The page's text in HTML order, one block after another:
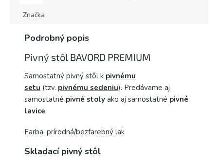
Značka
Podrobný popis
Pivný stôl BAVORD PREMIUM
Samostatný pivný stôl k pivnému
setu (tzv. pivnému sedeniu). Predávame aj
samostatné pivné stoly ako aj samostatné pivné
lavice.
Farba: prírodná/bezfarebný lak
Skladací pivný stôl